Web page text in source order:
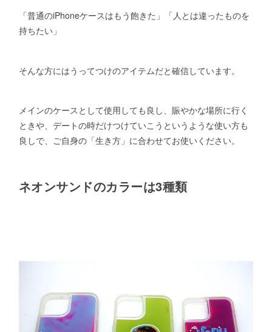
「普通のiPhoneケースはもう飽きた」「人とは違ったものを
持ちたい」
そんな方にはうってつけのアイテムだと確信しています。
メインのケースとして使用しても良し、賑やかな場所に行く
ときや、デートの時だけつけていこうというような使い方も
良しで、ご自身の「生き方」に合わせてお使いください。
ネオンサンドのカラーは3種類